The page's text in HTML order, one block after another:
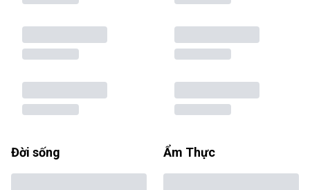
Đời sống Ẩm Thực